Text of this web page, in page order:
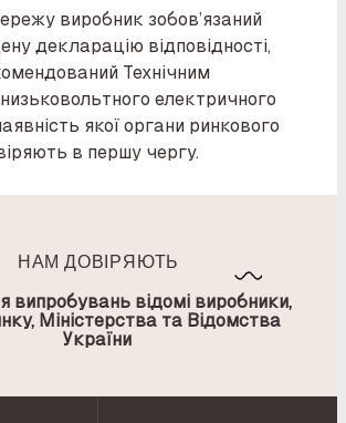
виробник зобов’язаний
декларацію відповідності,
Технічним
електричного
якої органи ринкового
в першу чергу.
НАМ ДОВІРЯЮТЬ
випробувань відомі виробники,
Міністерства та Відомства
України